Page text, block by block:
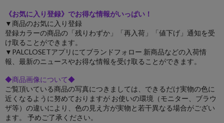
《お気に入り登録》でお得な情報がいっぱい！
▼商品のお気に入り登録
登録カラーの商品の「残りわずか」「再入荷」「値下げ」通知を受
け取ることができます。
▼PALCLOSETアプリにてブランドフォロー 新商品などの入荷情
報、最新のニュースやお得な情報を受け取ることができます。
◆商品画像について◆
ご覧頂いている商品の写真につきましては、できるだけ実物の色に
近くなるように努めておりますが お使いの環境（モニター、ブラウ
ザ等）の違いにより、色の見え方が実物と若干異なる場合がござい
ます。 予めご了承ください。